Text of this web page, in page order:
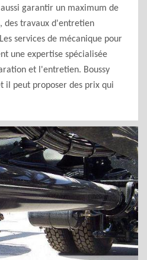
garantir un maximum de
des travaux d'entretien
services de mécanique pour
une expertise spécialisée
et l'entretien. Boussy
il peut proposer des prix qui